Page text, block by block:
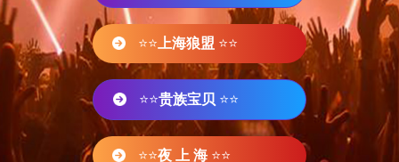
⭐⭐ 上海狼盟 ⭐⭐
⭐⭐贵族宝贝 ⭐⭐
⭐⭐夜 上 海 ⭐⭐